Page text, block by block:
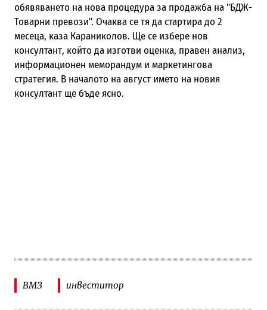
обявяването на нова процедура за продажба на "БДЖ-
Товарни превози". Очаква се тя да стартира до 2
месеца, каза Караниколов. Ще се избере нов
консултант, който да изготви оценка, правен анализ,
информационен меморандум и маркетингова
стратегия. В началото на август името на новия
консултант ще бъде ясно.
ВМЗ инвеститор